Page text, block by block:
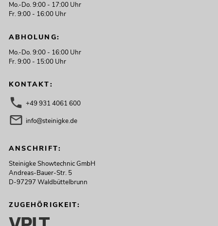
Mo.-Do. 9:00 - 17:00 Uhr
Fr. 9:00 - 16:00 Uhr
ABHOLUNG:
Mo.-Do. 9:00 - 16:00 Uhr
Fr. 9:00 - 15:00 Uhr
KONTAKT:
+49 931 4061 600
info@steinigke.de
ANSCHRIFT:
Steinigke Showtechnic GmbH
Andreas-Bauer-Str. 5
D-97297 Waldbüttelbrunn
ZUGEHÖRIGKEIT: